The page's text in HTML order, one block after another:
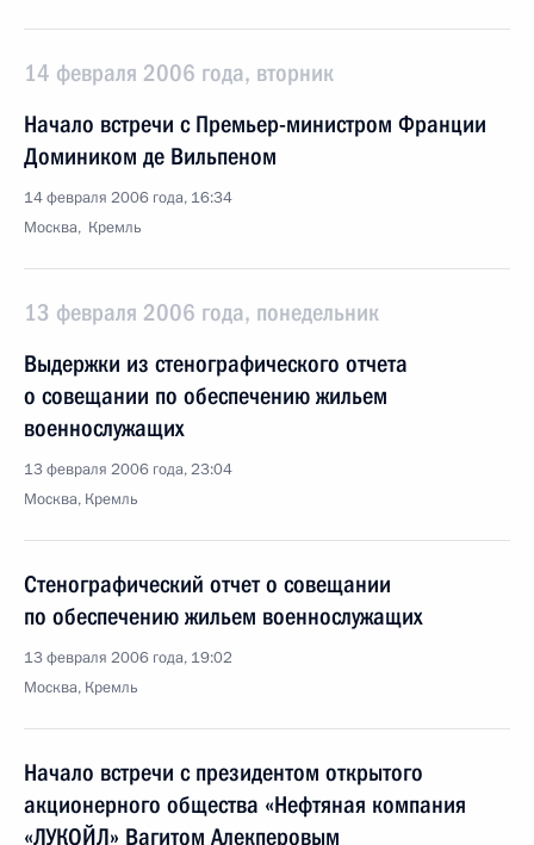
14 февраля 2006 года, вторник
Начало встречи с Премьер-министром Франции
Домиником де Вильпеном
14 февраля 2006 года, 16:34
Москва, Кремль
13 февраля 2006 года, понедельник
Выдержки из стенографического отчета
о совещании по обеспечению жильем
военнослужащих
13 февраля 2006 года, 23:04
Москва, Кремль
Стенографический отчет о совещании
по обеспечению жильем военнослужащих
13 февраля 2006 года, 19:02
Москва, Кремль
Начало встречи с президентом открытого
акционерного общества «Нефтяная компания
«ЛУКОЙЛ» Вагитом Алекперовым